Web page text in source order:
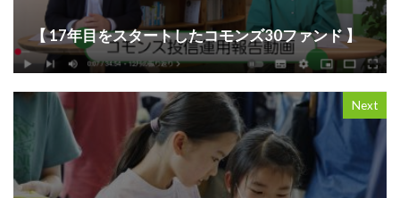
【 17年目をスタートしたコモンズ30ファンド 】
Next